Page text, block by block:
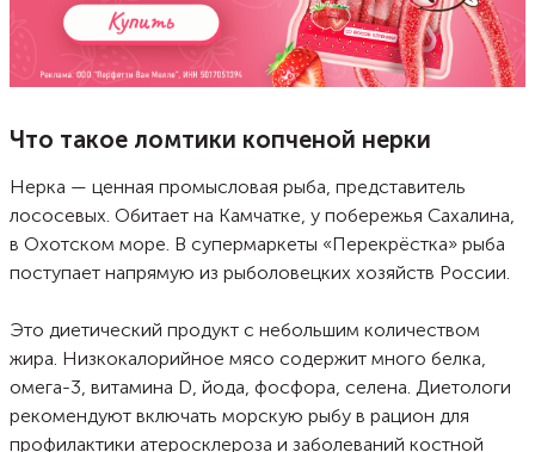
Что такое ломтики копченой нерки
Нерка — ценная промысловая рыба, представитель
лососевых. Обитает на Камчатке, у побережья Сахалина,
в Охотском море. В супермаркеты «Перекрёстка» рыба
поступает напрямую из рыболовецких хозяйств России.
Это диетический продукт с небольшим количеством
жира. Низкокалорийное мясо содержит много белка,
омега-3, витамина D, йода, фосфора, селена. Диетологи
рекомендуют включать морскую рыбу в рацион для
профилактики атеросклероза и заболеваний костной